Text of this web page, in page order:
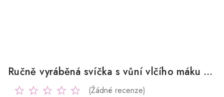
Ručně vyráběná svíčka s vůní vlčího máku 180g
(Žádné recenze)